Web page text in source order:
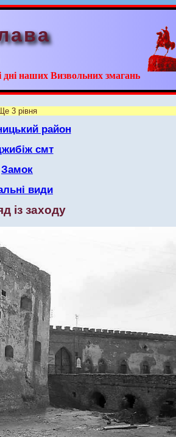
наших Визвольних змагань
3 рівня
район
смт
Замок
види
із заходу